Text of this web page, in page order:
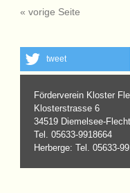
« vorige Seite
tweet
Förderverein Kloster
Klosterstrasse 6
34519 Diemelsee-
Tel. 05633-9918664
Herberge: Tel. 05633-